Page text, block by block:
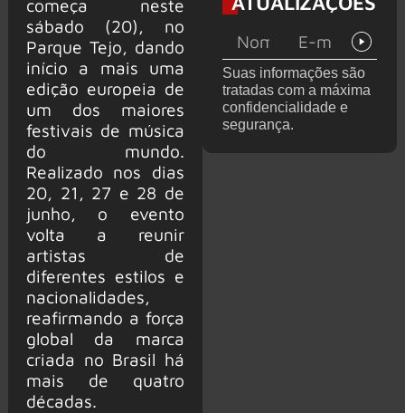
começa neste
sábado (20), no
Parque Tejo, dando
início a mais uma
edição europeia de
um dos maiores
festivais de música
do mundo.
Realizado nos dias
20, 21, 27 e 28 de
junho, o evento
volta a reunir
artistas de
diferentes estilos e
nacionalidades,
reafirmando a força
global da marca
criada no Brasil há
mais de quatro
décadas.
Chaos nos
Unidos
por canhão
Suas informações são
tratadas com a máxima
confidencialidade e
segurança.